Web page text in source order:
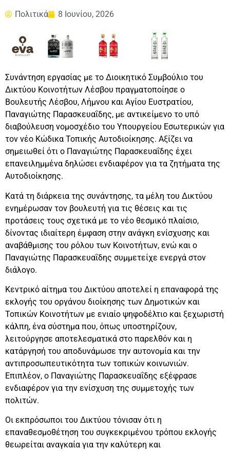
Πολιτικά 8 Ιουνίου, 2026
Συνάντηση εργασίας με το Διοικητικό Συμβούλιο του
Δικτύου Κοινοτήτων Λέσβου πραγματοποίησε ο
Βουλευτής Λέσβου, Λήμνου και Αγίου Ευστρατίου,
Παναγιώτης Παρασκευαΐδης, με αντικείμενο το υπό
διαβούλευση νομοσχέδιο του Υπουργείου Εσωτερικών για
τον νέο Κώδικα Τοπικής Αυτοδιοίκησης. Αξίζει να
σημειωθεί ότι ο Παναγιώτης Παρασκευαΐδης έχει
επανειλημμένα δηλώσει ενδιαφέρον για τα ζητήματα της
Αυτοδιοίκησης.
Κατά τη διάρκεια της συνάντησης, τα μέλη του Δικτύου
ενημέρωσαν τον βουλευτή για τις θέσεις και τις
προτάσεις τους σχετικά με το νέο θεσμικό πλαίσιο,
δίνοντας ιδιαίτερη έμφαση στην ανάγκη ενίσχυσης και
αναβάθμισης του ρόλου των Κοινοτήτων, ενώ και ο
Παναγιώτης Παρασκευαΐδης συμμετείχε ενεργά στον
διάλογο.
Κεντρικό αίτημα του Δικτύου αποτελεί η επαναφορά της
εκλογής του οργάνου διοίκησης των Δημοτικών και
Τοπικών Κοινοτήτων με ενιαίο ψηφοδέλτιο και ξεχωριστή
κάλπη, ένα σύστημα που, όπως υποστηρίζουν,
λειτούργησε αποτελεσματικά στο παρελθόν και η
κατάργησή του αποδυνάμωσε την αυτονομία και την
αντιπροσωπευτικότητα των τοπικών κοινωνιών.
Επιπλέον, ο Παναγιώτης Παρασκευαΐδης εξέφρασε
ενδιαφέρον για την ενίσχυση της συμμετοχής των
πολιτών.
Οι εκπρόσωποι του Δικτύου τόνισαν ότι η
επαναθεσμοθέτηση του συγκεκριμένου τρόπου εκλογής
θεωρείται αναγκαία για την καλύτερη και